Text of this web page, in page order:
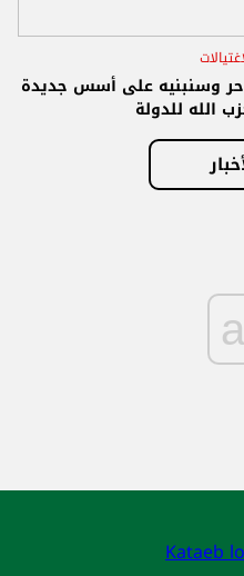
حر وسنبنيه على أسس جديدة
الله للدولة